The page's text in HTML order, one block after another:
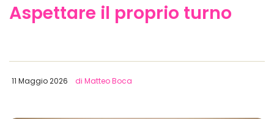
Aspettare il proprio turno
11 Maggio 2026 di Matteo Boca